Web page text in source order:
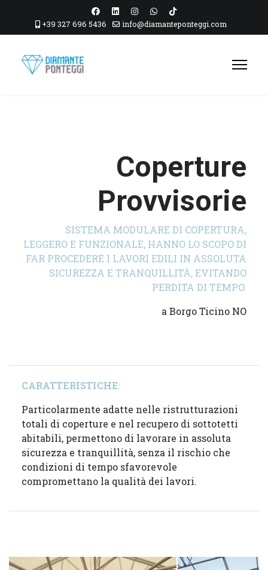
+39 327 696 5436 info@diamanteponteggi.com
Coperture
Provvisorie
SISTEMA MODULARE DI COPERTURA,
LEGGERO E FUNZIONALE, HANNO LO SCOPO DI
FAR PROCEDERE I LAVORI EDILI IN ASSOLUTA
SICUREZZA E TRANQUILLITÀ, EVITANDO
PERDITA DI TEMPO.
a Borgo Ticino NO
CARATTERISTICHE:
Particolarmente adatte nelle ristrutturazioni
totali di coperture e nel recupero di sottotetti
abitabili, permettono di lavorare in assoluta
sicurezza e tranquillità, senza il rischio che
condizioni di tempo sfavorevole
compromettano la qualità dei lavori.